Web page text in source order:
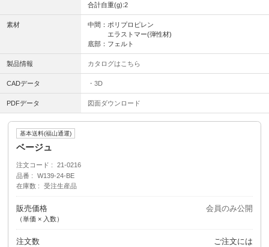
合計自重(g):2
素材
中間：ポリプロピレン
エラストマー(弾性材)
底部：フェルト
製品情報 カタログはこちら
CADデータ ・3D
PDFデータ 図面ダウンロード
基本送料(福山通運)
ベージュ
注文コード
21-0216
品番
W139-24-BE
在庫数
受注生産品
販売価格
（単価 × 入数）
会員のみ公開
注文数
ご注文には